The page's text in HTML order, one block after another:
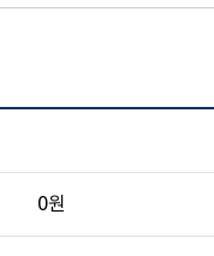
0원